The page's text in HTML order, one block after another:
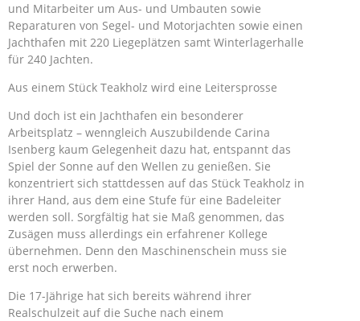
und Mitarbeiter um Aus- und Umbauten sowie
Reparaturen von Segel- und Motorjachten sowie einen
Jachthafen mit 220 Liegeplätzen samt Winterlagerhalle
für 240 Jachten.
Aus einem Stück Teakholz wird eine Leitersprosse
Und doch ist ein Jachthafen ein besonderer
Arbeitsplatz – wenngleich Auszubildende Carina
Isenberg kaum Gelegenheit dazu hat, entspannt das
Spiel der Sonne auf den Wellen zu genießen. Sie
konzentriert sich stattdessen auf das Stück Teakholz in
ihrer Hand, aus dem eine Stufe für eine Badeleiter
werden soll. Sorgfältig hat sie Maß genommen, das
Zusägen muss allerdings ein erfahrener Kollege
übernehmen. Denn den Maschinenschein muss sie
erst noch erwerben.
Die 17-Jährige hat sich bereits während ihrer
Realschulzeit auf die Suche nach einem